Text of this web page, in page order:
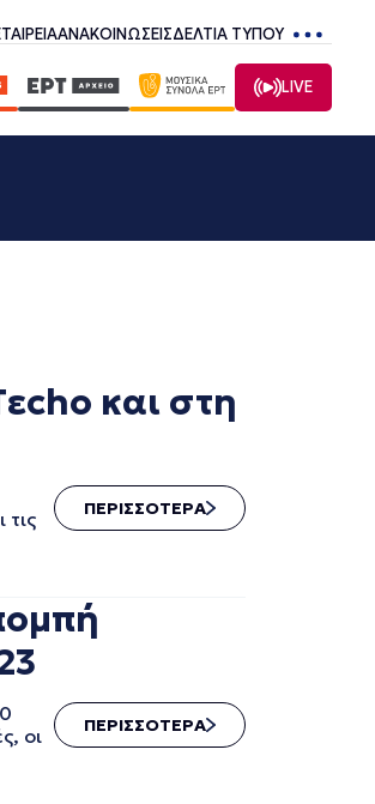
ΑΝΑΚΟΙΝΩΣΕΙΣΔΕΛΤΙΑ ΤΥΠΟΥ
LIVE
και στη
ΠΕΡΙΣΣΟΤΕΡΑ
οι
ΠΕΡΙΣΣΟΤΕΡΑ